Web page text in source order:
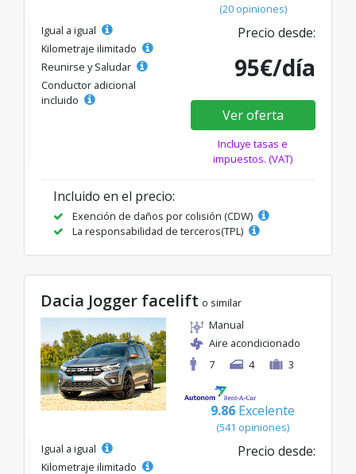
(20 opiniones)
Igual a igual
Kilometraje ilimitado
Reunirse y Saludar
Conductor adicional
incluido
Precio desde:
95€/día
Ver oferta
Incluye tasas e
impuestos. (VAT)
Incluido en el precio:
Exención de daños por colisión (CDW)
La responsabilidad de terceros(TPL)
Dacia Jogger facelift o similar
Manual
Aire acondicionado
7
4 3
9.86 Excelente
(541 opiniones)
Igual a igual
Kilometraje ilimitado
Precio desde: